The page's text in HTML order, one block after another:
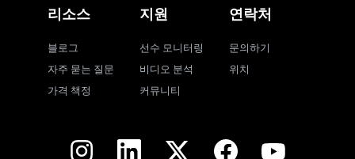
리소스
블로그
자주 묻는 질문
가격 책정
지원
선수 모니터링
비디오 분석
커뮤니티
연락처
문의하기
위치